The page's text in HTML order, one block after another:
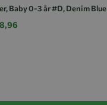
Baby 0-3 år #D, Denim Blue